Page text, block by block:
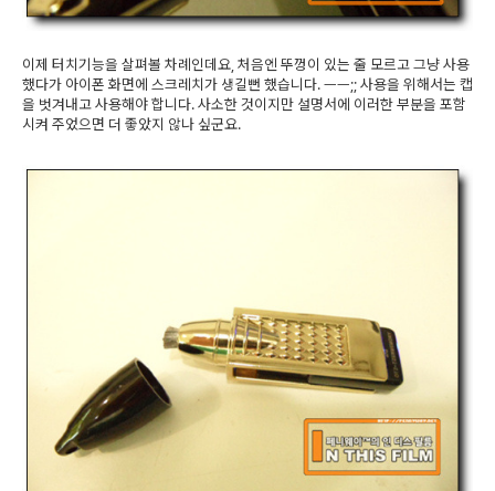
이제 터치기능을 살펴볼 차례인데요, 처음엔 뚜껑이 있는 줄 모르고 그냥 사용
했다가 아이폰 화면에 스크레치가 생길뻔 했습니다. ㅡㅡ;; 사용을 위해서는 캡
을 벗겨내고 사용해야 합니다. 사소한 것이지만 설명서에 이러한 부분을 포함
시켜 주었으면 더 좋았지 않나 싶군요.